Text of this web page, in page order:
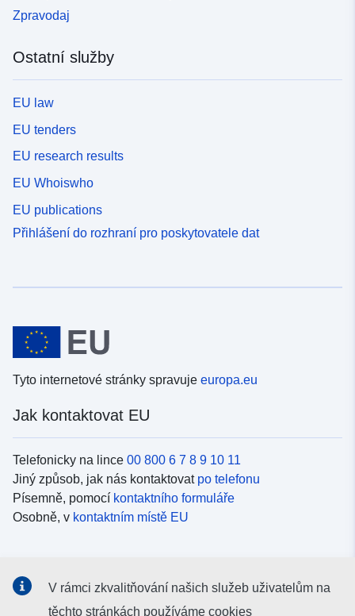
Zpravodaj
Ostatní služby
EU law
EU tenders
EU research results
EU Whoiswho
EU publications
Přihlášení do rozhraní pro poskytovatele dat
Tyto internetové stránky spravuje europa.eu
Jak kontaktovat EU
Telefonicky na lince 00 800 6 7 8 9 10 11
Jiný způsob, jak nás kontaktovat po telefonu
Písemně, pomocí kontaktního formuláře
Osobně, v kontaktním místě EU
Vyhledávání informačních kanálů EU vsociálních médiích
V rámci zkvalitňování našich služeb uživatelům na
těchto stránkách používáme cookies